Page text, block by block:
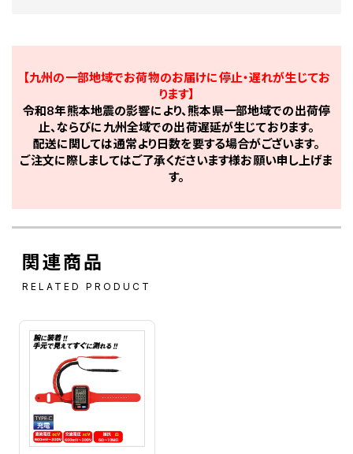
【九州の一部地域でお荷物のお届けに停止・遅れが生じてお
ります】
令和8年熊本地震の影響により、熊本県一部地域での出荷停
止、ならびに九州全域での出荷遅延が生じております。
配送に関しては通常より日数を要する場合がございます。
ご注文に際しましてはご了承くださいます様お願い申し上げま
す。
関連商品
RELATED PRODUCT